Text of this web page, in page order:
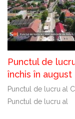
Punctul de
închis în august
Punctul de lucru al
Punctul de lucru al